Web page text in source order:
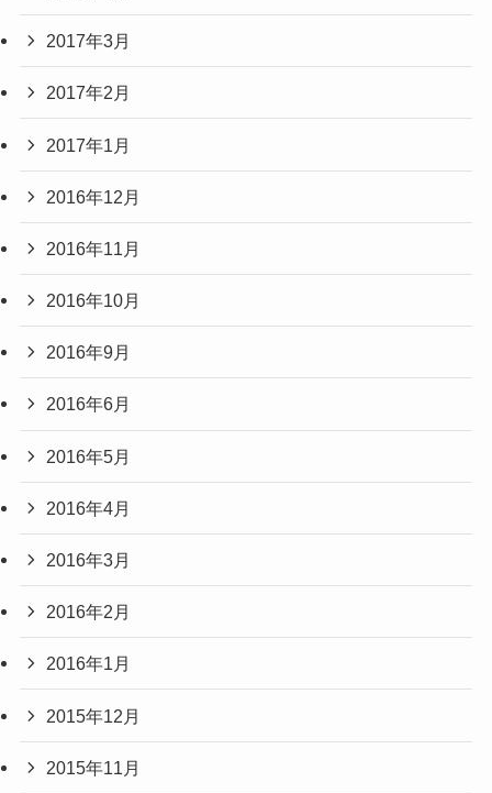
2017年3月
2017年2月
2017年1月
2016年12月
2016年11月
2016年10月
2016年9月
2016年6月
2016年5月
2016年4月
2016年3月
2016年2月
2016年1月
2015年12月
2015年11月